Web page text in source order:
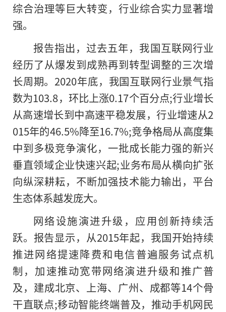
综合治理等巨大转变，行业综合实力显著增
强。
报告指出，过去五年，我国互联网行业
经历了从爆发到成熟再到转型调整的三次增
长周期。2020年底，我国互联网行业景气指
数为103.8，环比上涨0.17个百分点;行业增长
从高速增长到中高速平稳发展，行业增速从2
015年的46.5%降至16.7%;竞争格局从高度集
中到多极竞争演化，一批成长能力强的新兴
垂直领域企业快速兴起;业务布局从横向扩张
向纵深耕耘，不断加强技术能力输出，平台
生态体系越发庞大。
网络设施演进升级，应用创新持续活
跃。报告显示，从2015年起，我国开始持续
推进网络提速降费和电信普遍服务试点机
制，加速推动宽带网络演进升级和推广普
及，建成北京、上海、广州、成都等14个骨
干直联点;移动智能终端普及，推动手机网民